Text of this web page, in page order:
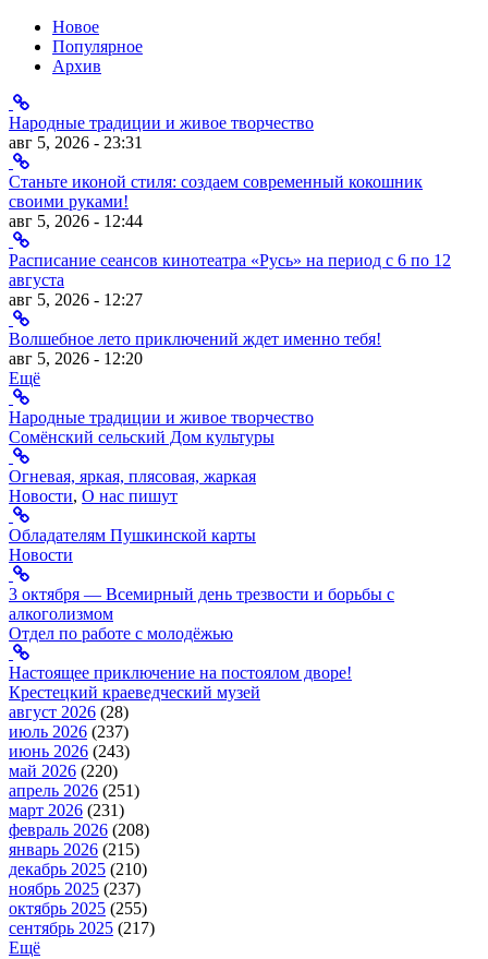
Новое
Популярное
Архив
Народные традиции и живое творчество
авг 5, 2026 - 23:31
Станьте иконой стиля: создаем современный кокошник
своими руками!
авг 5, 2026 - 12:44
Расписание сеансов кинотеатра «Русь» на период с 6 по 12
августа
авг 5, 2026 - 12:27
Волшебное лето приключений ждет именно тебя!
авг 5, 2026 - 12:20
Ещё
Народные традиции и живое творчество
Сомёнский сельский Дом культуры
Огневая, яркая, плясовая, жаркая
Новости, О нас пишут
Обладателям Пушкинской карты
Новости
3 октября — Всемирный день трезвости и борьбы с
алкоголизмом
Отдел по работе с молодёжью
Настоящее приключение на постоялом дворе!
Крестецкий краеведческий музей
август 2026 (28)
июль 2026 (237)
июнь 2026 (243)
май 2026 (220)
апрель 2026 (251)
март 2026 (231)
февраль 2026 (208)
январь 2026 (215)
декабрь 2025 (210)
ноябрь 2025 (237)
октябрь 2025 (255)
сентябрь 2025 (217)
Ещё